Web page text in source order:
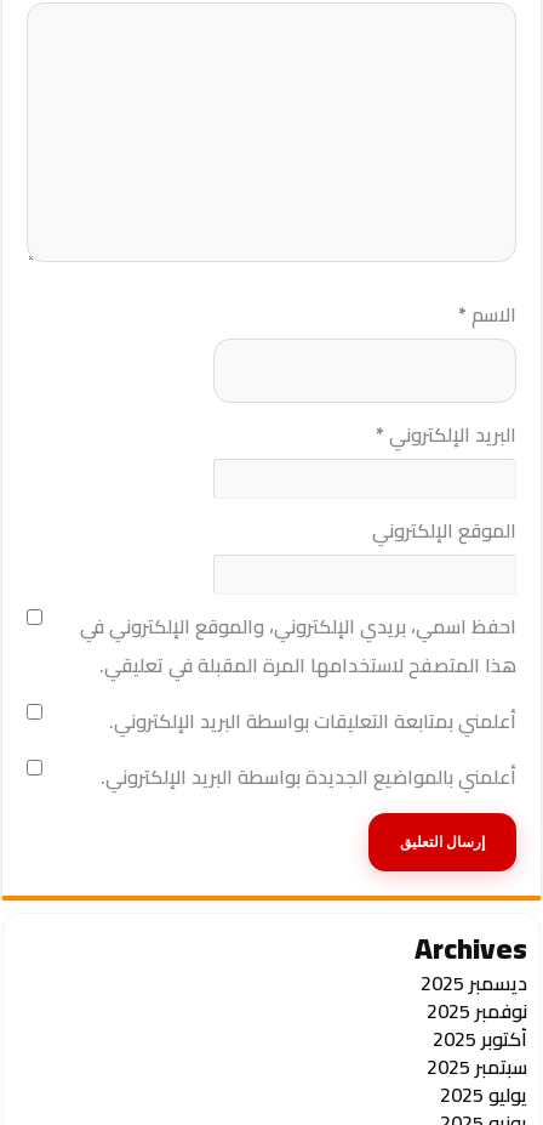
الاسم*
البريد الإلكتروني*
الموقع الإلكتروني
احفظ اسمي، بريدي الإلكتروني، والموقع الإلكتروني في
هذا المتصفح لاستخدامها المرة المقبلة في تعليقي.
أعلمني بمتابعة التعليقات بواسطة البريد الإلكتروني.
أعلمني بالمواضيع الجديدة بواسطة البريد الإلكتروني.
Archives
ديسمبر 2025
نوفمبر 2025
أكتوبر 2025
سبتمبر 2025
يوليو 2025